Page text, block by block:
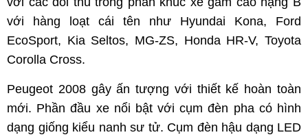
với hàng loạt cái tên như Hyundai Kona, Ford
EcoSport, Kia Seltos, MG-ZS, Honda HR-V, Toyota
Corolla Cross.
Peugeot 2008 gây ấn tượng với thiết kế hoàn toàn
mới. Phần đầu xe nổi bật với cụm đèn pha có hình
dạng giống kiểu nanh sư tử. Cụm đèn hậu dạng LED